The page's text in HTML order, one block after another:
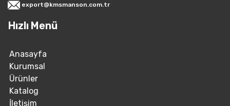
export@kmsmanson.com.tr
Hızlı Menü
Anasayfa
Kurumsal
Ürünler
Katalog
İletişim